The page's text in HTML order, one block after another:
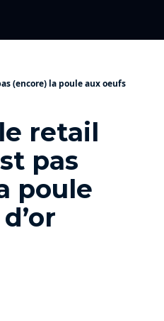
(encore) la poule aux oeufs
retail
pas
poule